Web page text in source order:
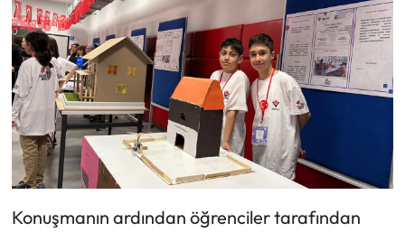
Konuşmanın ardından öğrenciler tarafından
Yemek Tarifleri
Yerel Haberler